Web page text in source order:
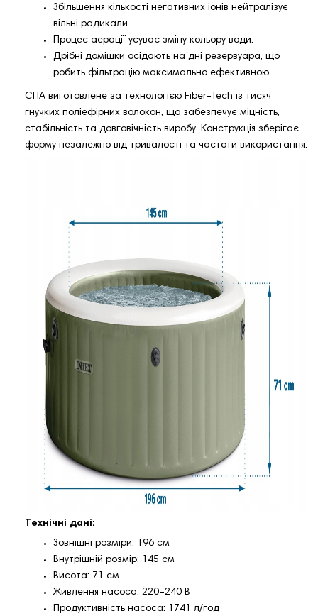
Збільшення кількості негативних іонів нейтралізує
вільні радикали.
Процес аерації усуває зміну кольору води.
Дрібні домішки осідають на дні резервуара, що
робить фільтрацію максимально ефективною.
СПА виготовлене за технологією Fiber-Tech із тисяч
гнучких поліефірних волокон, що забезпечує міцність,
стабільність та довговічність виробу. Конструкція зберігає
форму незалежно від тривалості та частоти використання.
Технічні дані:
Зовнішні розміри: 196 см
Внутрішній розмір: 145 см
Висота: 71 см
Живлення насоса: 220–240 В
Продуктивність насоса: 1741 л/год